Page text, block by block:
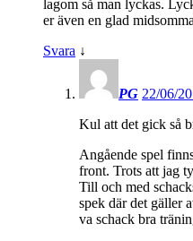
lagom så man lyckas.
er även en glad
Svara ↓
PG 22/06/
Kul att det gick så
Angående spel
front. Trots att jag
Till och med
spek där det gäller
va schack bra